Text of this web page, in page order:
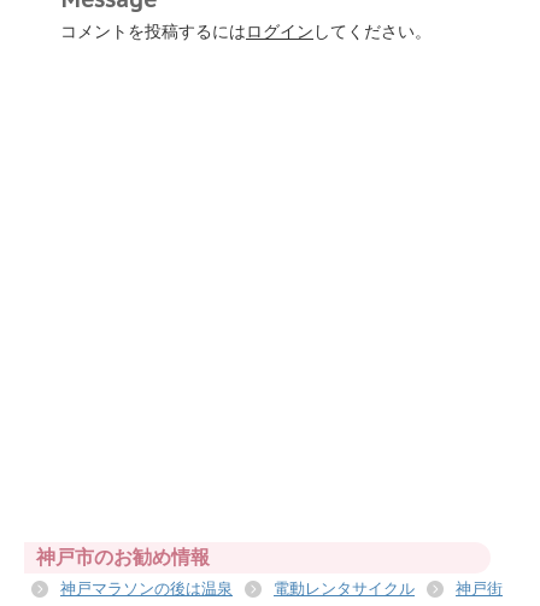
コメントを投稿するにはログイン してください。
神戸市のお勧め情報
神戸マラソンの後は温泉 電動レンタサイクル
神戸街